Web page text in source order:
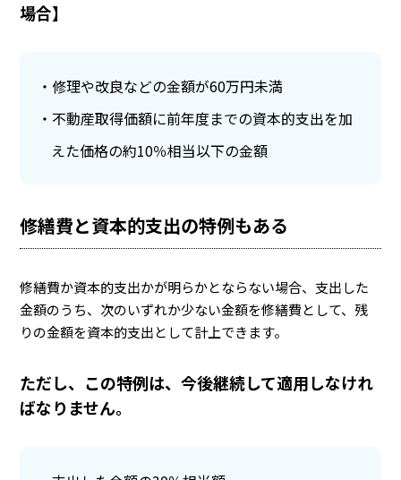
場合】
修理や改良などの金額が60万円未満
不動産取得価額に前年度までの資本的支出を加
えた価格の約10％相当以下の金額
修繕費と資本的支出の特例もある
修繕費か資本的支出かが明らかとならない場合、支出した
金額のうち、次のいずれか少ない金額を修繕費として、残
りの金額を資本的支出として計上できます。
ただし、この特例は、今後継続して適用しなけれ
ばなりません。